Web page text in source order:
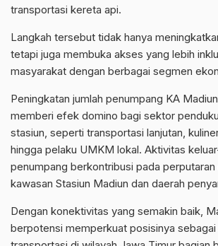
transportasi kereta api.
Langkah tersebut tidak hanya
tetapi juga membuka akses yang lebih
masyarakat dengan berbagai segmen
Peningkatan jumlah penumpang KA
memberi efek domino bagi sektor
stasiun, seperti transportasi lanjutan,
hingga pelaku UMKM lokal. Aktivitas
penumpang berkontribusi pada perputaran
kawasan Stasiun Madiun dan daerah
Dengan konektivitas yang semakin baik,
berpotensi memperkuat posisinya sebagai